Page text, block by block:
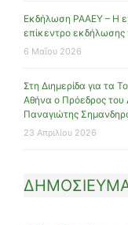
Εκδήλωση ΡΑΑΕΥ – Η
επίκεντρο εκδήλωσης
6 Μαΐου 2026
Στη Διημερίδα για
Αθήνα ο Πρόεδρος
Παναγιώτης
23 Απριλίου 2026